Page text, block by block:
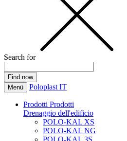
Search for
Menü Poloplast IT
Prodotti Prodotti
Drenaggio dell'edificio
POLO-KAL XS
POLO-KAL NG